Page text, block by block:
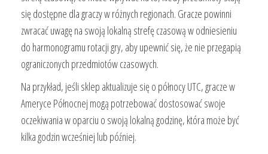
się dostępne dla graczy w różnych regionach. Gracze powinni
zwracać uwagę na swoją lokalną strefę czasową w odniesieniu
do harmonogramu rotacji gry, aby upewnić się, że nie przegapią
ograniczonych przedmiotów czasowych.
Na przykład, jeśli sklep aktualizuje się o północy UTC, gracze w
Ameryce Północnej mogą potrzebować dostosować swoje
oczekiwania w oparciu o swoją lokalną godzinę, która może być
kilka godzin wcześniej lub później.